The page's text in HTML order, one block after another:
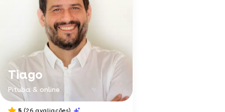
Tiago
Pituba & online
5 (26 avaliações)